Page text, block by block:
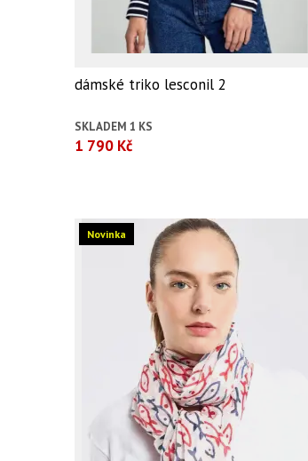
dámské triko lesconil 2
SKLADEM 1 KS
1 790 Kč
Novinka